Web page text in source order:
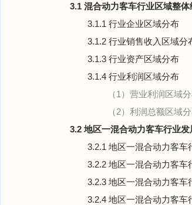
3.1 混合动力客车行业区域整
3.1.1 行业企业区域分布
3.1.2 行业销售收入区域分
3.1.3 行业资产区域分布
3.1.4 行业利润区域分布
（1）营业利润区域
（2）利润总额区域
3.2 地区一混合动力客车行业
3.2.1 地区一混合动力客车
3.2.2 地区一混合动力客车
3.2.3 地区一混合动力客车
3.2.4 地区一混合动力客车